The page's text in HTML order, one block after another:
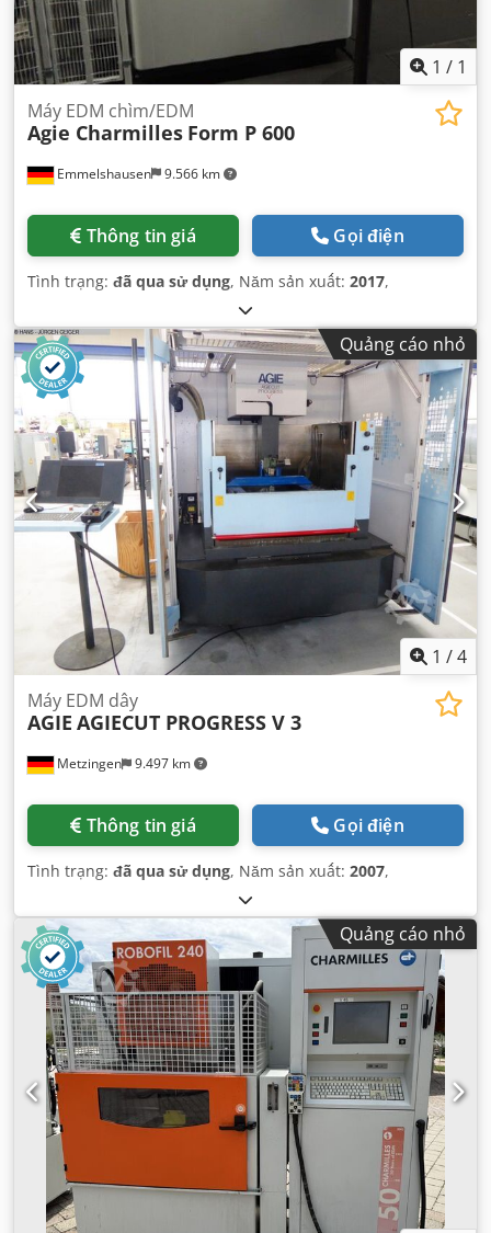
1 / 1
Emmelshausen 9.566 km
Máy EDM chìm/EDM
Agie Charmilles Form P 600
Thông tin giá Gọi điện
Tình trạng: đã qua sử dụng, Năm sản xuất: 2017,
Quảng cáo nhỏ
1 /4
Metzingen 9.497 km
Máy EDM dây
AGIE AGIECUT PROGRESS V 3
Thông tin giá Gọi điện
Tình trạng: đã qua sử dụng, Năm sản xuất: 2007,
Quảng cáo nhỏ